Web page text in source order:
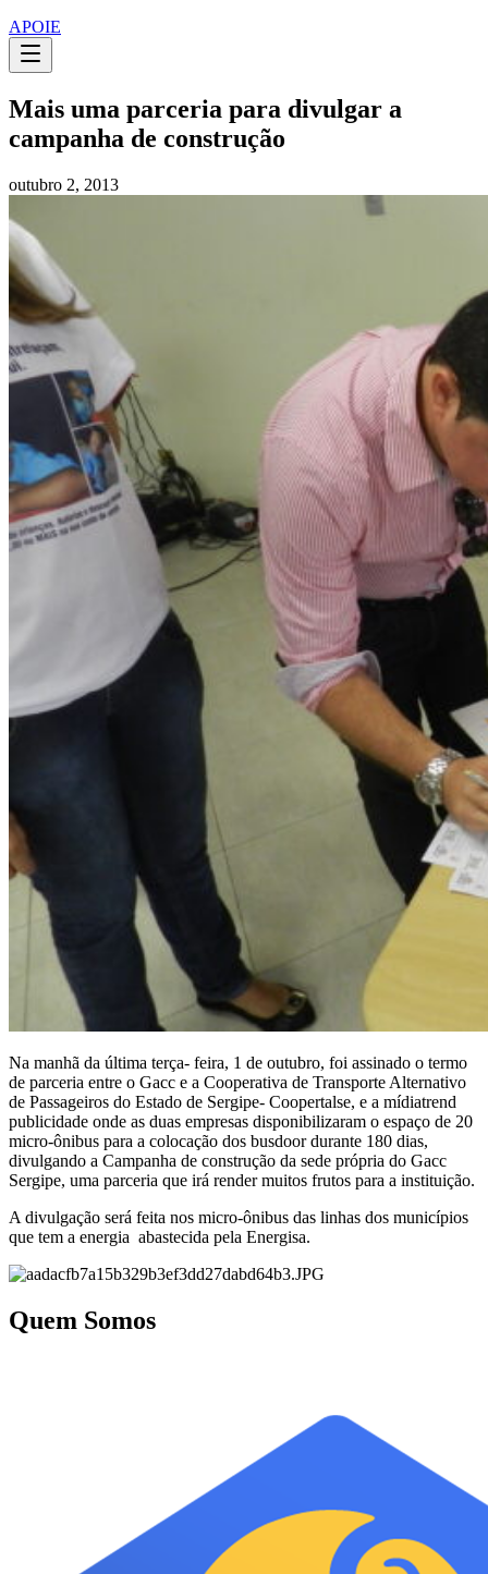
APOIE
Mais uma parceria para divulgar a
campanha de construção
outubro 2, 2013
Na manhã da última terça- feira, 1 de outubro, foi assinado o termo
de parceria entre o Gacc e a Cooperativa de Transporte Alternativo
de Passageiros do Estado de Sergipe- Coopertalse, e a mídiatrend
publicidade onde as duas empresas disponibilizaram o espaço de 20
micro-ônibus para a colocação dos busdoor durante 180 dias,
divulgando a Campanha de construção da sede própria do Gacc
Sergipe, uma parceria que irá render muitos frutos para a instituição.
A divulgação será feita nos micro-ônibus das linhas dos municípios
que tem a energia abastecida pela Energisa.
Quem Somos